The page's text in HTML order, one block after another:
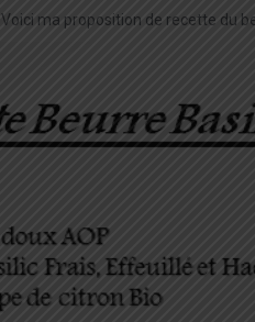
Voici ma proposition de recette du